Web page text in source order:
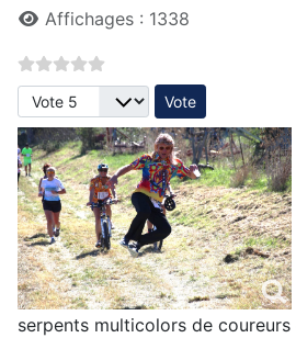
Affichages : 1338
Veuillez voter
serpents multicolors de